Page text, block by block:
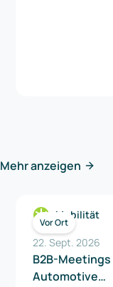
Mehr anzeigen
Vor Ort
Mobilität
22. Sept. 2026
B2B-
Automotive